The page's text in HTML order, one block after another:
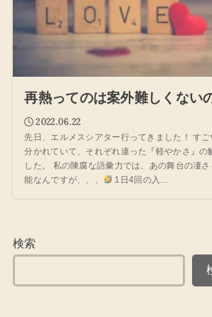
再熱ってのは案外難しくない
2022.06.22
先日、エルメスシアター行ってきました！ す
分かれていて、それぞれ違った『軽やかさ』の
した。 私の陳腐な語彙力では、あの舞台の凄
能なんですが、、、
1日4回の入...
検索